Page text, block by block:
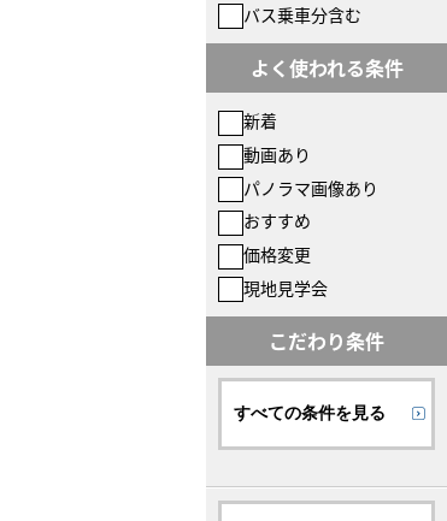
バス乗車分含む
よく使われる条件
新着
動画あり
パノラマ画像あり
おすすめ
価格変更
現地見学会
こだわり条件
すべての条件を見る